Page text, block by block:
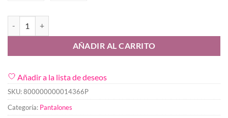
AÑADIR AL CARRITO
Añadir a la lista de deseos
SKU:800000000014366P
Categoría: Pantalones